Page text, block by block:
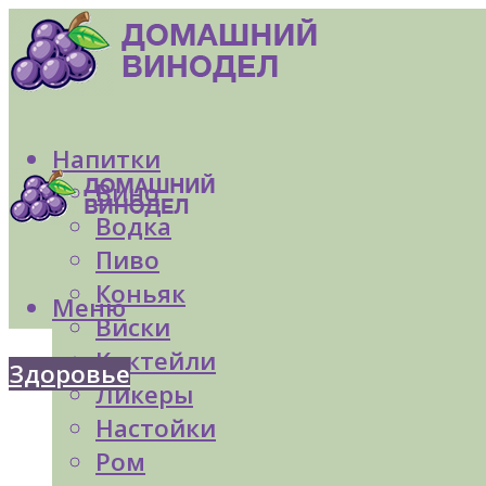
Напитки
Вино
Водка
Пиво
Коньяк
Виски
Коктейли
Ликеры
Настойки
Ром
Меню
Здоровье